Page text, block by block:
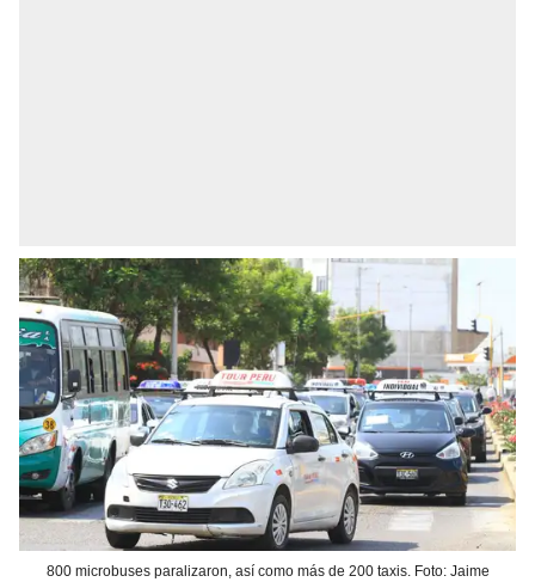
800 microbuses paralizaron, así como más de 200 taxis. Foto: Jaime